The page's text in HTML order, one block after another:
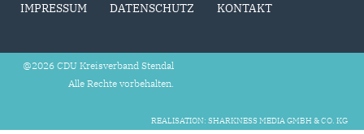
IMPRESSUM DATENSCHUTZ KONTAKT
@2026 CDU Kreisverband Stendal
Alle Rechte vorbehalten.
REALISATION: SHARKNESS MEDIA GMBH & CO. KG